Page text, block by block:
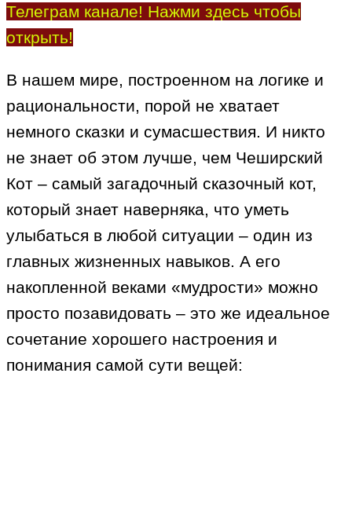
Телеграм канале! Нажми здесь чтобы
открыть!
В нашем мире, построенном на логике и
рациональности, порой не хватает
немного сказки и сумасшествия. И никто
не знает об этом лучше, чем Чеширский
Кот – самый загадочный сказочный кот,
который знает наверняка, что уметь
улыбаться в любой ситуации – один из
главных жизненных навыков. А его
накопленной веками «мудрости» можно
просто позавидовать – это же идеальное
сочетание хорошего настроения и
понимания самой сути вещей: